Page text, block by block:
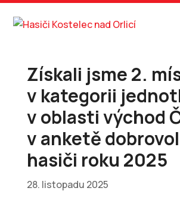
Získali jsme 2.
v kategorii
v oblasti východ
v anketě
hasiči roku 2025
28. listopadu 2025